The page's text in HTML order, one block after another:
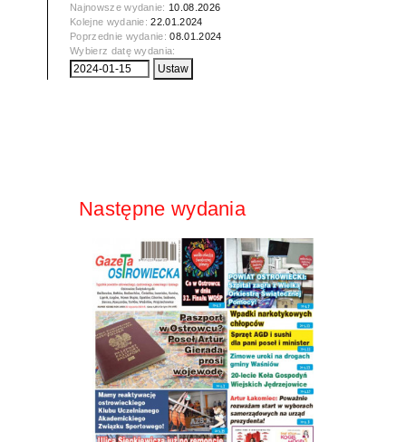
Najnowsze wydanie: 10.08.2026
Kolejne wydanie:22.01.2024
Poprzednie wydanie:08.01.2024
Wybierz datę wydania:
Następne wydania